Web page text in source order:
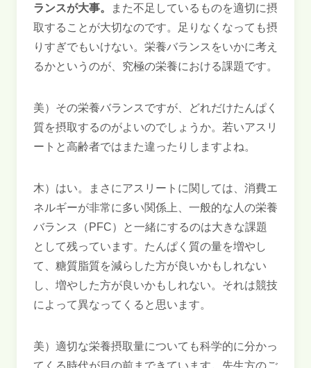
ランスが大事。
また不足しているものを適切に摂
取することが大切なのです。足りなくなっても摂
りすぎでもいけない。栄養バランスをいかに考え
るかというのが、究極の栄養における課題です。
美）その栄養バランスですが、どれだけたんぱく
質を摂取するのがよいのでしょうか。若いアスリ
ートと高齢者ではまた違ったりしますよね。
木）はい。まさにアスリートに関しては、消費エ
ネルギーが非常に多い関係上、一般的な人の栄養
バランス（PFC）と一緒にするのは大きな課題
として残っています。たんぱく質の量を増やし
て、糖質脂質を減らした方が良いかもしれない
し、増やした方が良いかもしれない。それは競技
によって異なってくると思います。
美）適切な栄養摂取量についても科学的に分かっ
てくる時代が目の前まできています。先生方のご